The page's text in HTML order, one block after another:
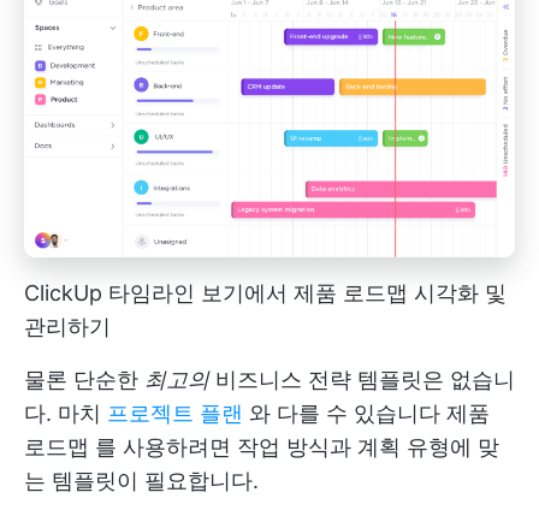
ClickUp 타임라인 보기에서 제품 로드맵 시각화 및
관리하기
물론 단순한 최고의비즈니스 전략 템플릿은 없습니
다. 마치 프로젝트 플랜 와 다를 수 있습니다 제품
로드맵 를 사용하려면 작업 방식과 계획 유형에 맞
는 템플릿이 필요합니다.